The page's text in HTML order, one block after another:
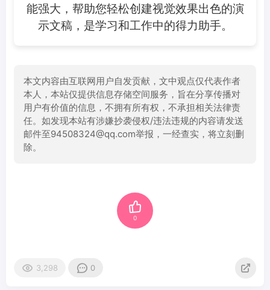
能强大，帮助您轻松创建视觉效果出色的演
示文稿，是学习和工作中的得力助手。
本文内容由互联网用户自发贡献，文中观点仅代表作者
本人，本站仅提供信息存储空间服务，旨在分享传播对
用户有价值的信息，不拥有所有权，不承担相关法律责
任。如发现本站有涉嫌抄袭侵权/违法违规的内容请发送
邮件至94508324@qq.com举报，一经查实，将立刻删
除。
0
3,298 0